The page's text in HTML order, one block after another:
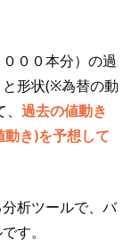
００本分）の過
形状(※為替の動
、過去の値動き
き)を予想して
析ツールで、バ
す。